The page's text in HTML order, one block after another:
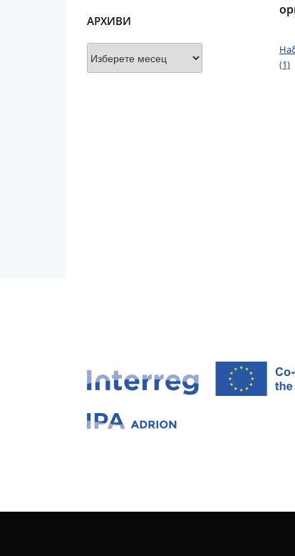
АРХИВИ
(1)